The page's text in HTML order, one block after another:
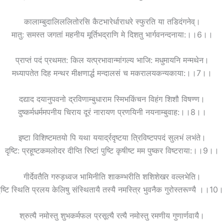
कालाम्बुदालिललितोरसि कैटभारेर्धाराधरे स्फुरति या तडिदंगनेव्।
मातु: समस्त जगतां महनीय मूर्तिभद्राणि मे दिशतु भार्गवनन्दनाया:।।6।।
प्राप्तं पदं प्रथमत: किल यत्प्रभावान्मांगल्य भाजि: मधुमायनि मन्मथेन।
मध्यापतेत दिह मन्थर मीक्षणार्द्ध मन्दालसं च मकरालयकन्यकाया:।।7।।
दद्याद दयानुपवनो द्रविणाम्बुधाराम स्मिभकिंचन विहंग शिशौ विषण्ण।
दुष्कर्मधर्ममपनीय चिराय दूरं नारायण प्रणयिनी नयनाम्बुवाह:।।8।।
इष्टा विशिष्टमतयो पि यथा ययार्द्रदृष्टया त्रिविष्टपपदं सुलभं लभंते।
दृष्टि: प्रहूष्टकमलोदर दीप्ति रिष्टां पुष्टि कृषीष्ट मम पुष्कर विष्टराया:।।9।।
गीर्देवतैति गरुड़ध्वज भामिनीति शाकम्भरीति शशिशेखर वल्लभेति।
स्थिति प्रलय केलिषु संस्थितायै तस्यै ‍नमस्त्रि भुवनैक गुरोस्तरूण्यै
श्रुत्यै नमोस्तु शुभकर्मफल प्रसूत्यै रत्यै नमोस्तु रमणीय गुणार्णवायै।